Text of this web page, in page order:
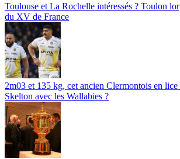
Toulouse et La Rochelle intéressés ? Toulon
du XV de France
2m03 et 135 kg, cet ancien Clermontois en
Skelton avec les Wallabies ?